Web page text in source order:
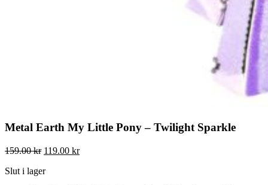
Metal Earth My Little Pony – Twilight Sparkle
159.00kr Det
priset
119.00 krDet
Slut i lager